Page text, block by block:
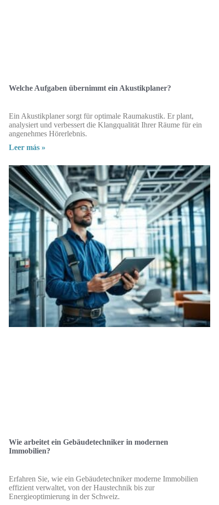
Welche Aufgaben übernimmt ein Akustikplaner?
Ein Akustikplaner sorgt für optimale Raumakustik. Er plant,
analysiert und verbessert die Klangqualität Ihrer Räume für ein
angenehmes Hörerlebnis.
Leer más »
Wie arbeitet ein Gebäudetechniker in modernen
Immobilien?
Erfahren Sie, wie ein Gebäudetechniker moderne Immobilien
effizient verwaltet, von der Haustechnik bis zur
Energieoptimierung in der Schweiz.